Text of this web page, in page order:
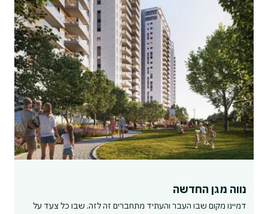
נווה מגן החדשה
דמיינו מקום שבו העבר והעתיד מתחברים זה לזה. שבו כל צעד על